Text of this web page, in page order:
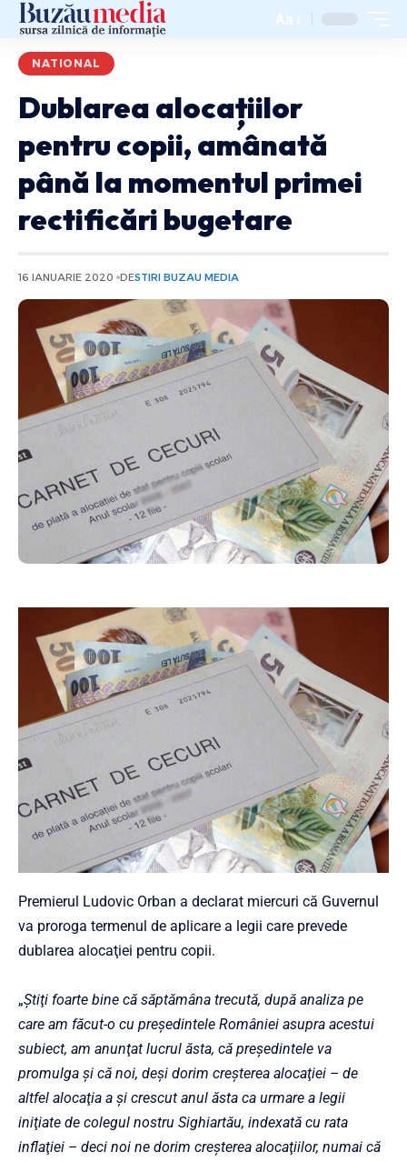
Aa
NATIONAL
Dublarea alocațiilor
pentru copii, amânată
până la momentul primei
rectificări bugetare
16 IANUARIE 2020 DESTIRI BUZAU MEDIA
Premierul Ludovic Orban a declarat miercuri că Guvernul
va proroga termenul de aplicare a legii care prevede
dublarea alocaţiei pentru copii.
„Ştiţi foarte bine că săptămâna trecută, după analiza pe
care am făcut-o cu preşedintele României asupra acestui
subiect, am anunţat lucrul ăsta, că preşedintele va
promulga şi că noi, deşi dorim creşterea alocaţiei – de
altfel alocaţia a şi crescut anul ăsta ca urmare a legii
iniţiate de colegul nostru Sighiartău, indexată cu rata
inflaţiei – deci noi ne dorim creşterea alocaţiilor, numai că